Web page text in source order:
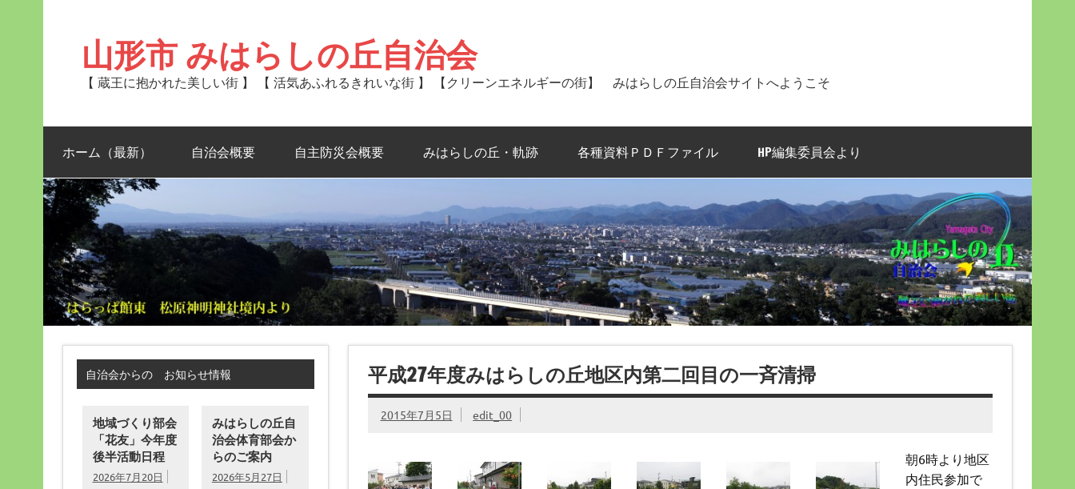
山形市 みはらしの丘自治会
【 蔵王に抱かれた美しい街 】 【 活気あふれるきれいな街 】 【クリーンエネルギーの街】 みはらしの丘自治会サイトへようこそ
ホーム（最新） 自治会概要 自主防災会概要 みはらしの丘・軌跡 各種資料ＰＤＦファイル HP編集委員会より
平成27年度みはらしの丘地区内第二回目の一斉清掃
2015年7月5日 edit_00
朝6時より地区
内住民参加で
自治会からの お知らせ情報
地域づくり部会
「花友」今年度
後半活動日程
2026年7月20日
みはらしの丘自
治会体育部会か
らのご案内
2026年5月27日